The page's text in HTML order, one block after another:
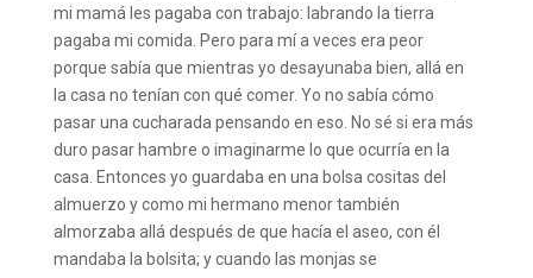
mi mamá les pagaba con trabajo: labrando la tierra
pagaba mi comida. Pero para mí a veces era peor
porque sabía que mientras yo desayunaba bien, allá en
la casa no tenían con qué comer. Yo no sabía cómo
pasar una cucharada pensando en eso. No sé si era más
duro pasar hambre o imaginarme lo que ocurría en la
casa. Entonces yo guardaba en una bolsa cositas del
almuerzo y como mi hermano menor también
almorzaba allá después de que hacía el aseo, con él
mandaba la bolsita; y cuando las monjas se